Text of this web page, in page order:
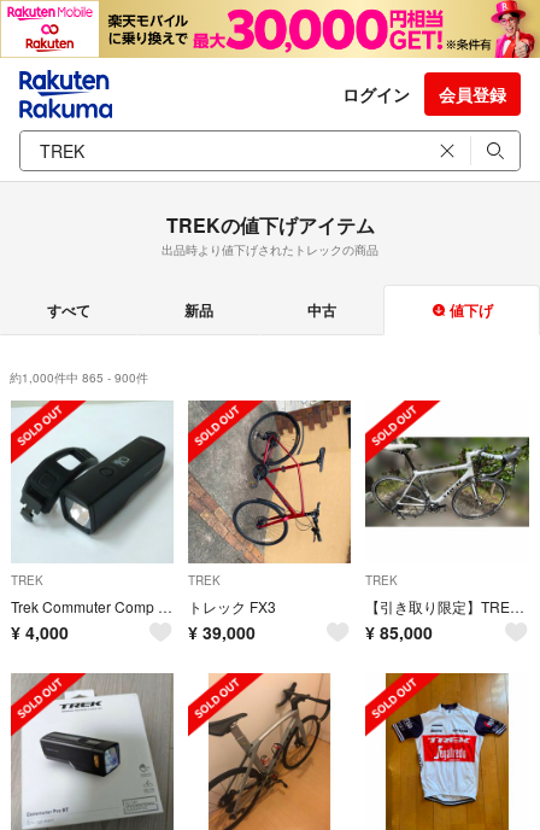
ログイン 会員登録
TREKの値下げアイテム
出品時より値下げされたトレックの商品
すべて 新品 中古 値下げ
約1,000件中 865 - 900件
TREK
Trek Commuter Comp R フロントライト
¥ 4,000
TREK
トレック FX3
¥ 39,000
TREK
【引き取り限定】TREK MADONE 4.5 カーボンロードバイク54cm
¥ 85,000